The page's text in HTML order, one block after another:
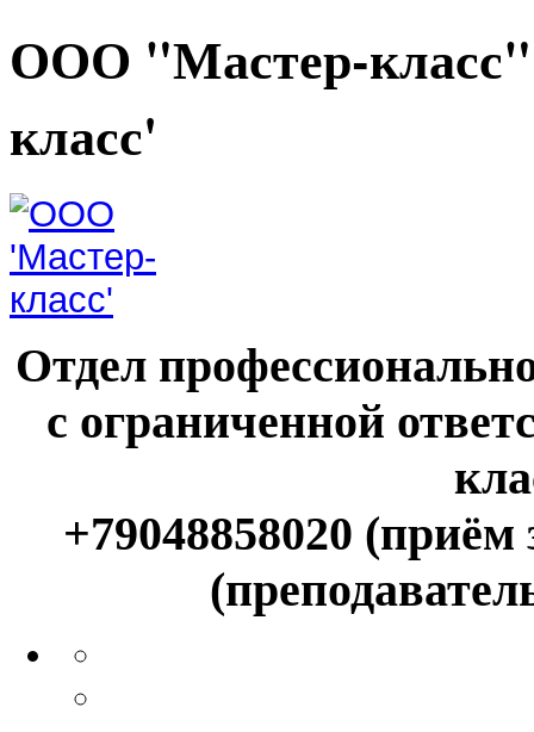
ООО "Мастер-
класс'
Отдел
с ограниченной
+79048858020 (приём